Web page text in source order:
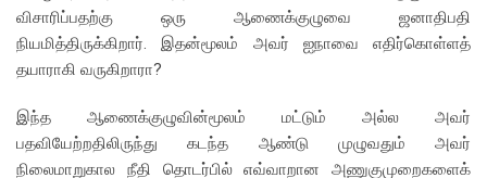
விசாரிப்பதற்கு ஒரு ஆணைக்குழுவை ஜனாதிபதி
நியமித்திருக்கிறார். இதன்மூலம் அவர் ஐநாவை எதிர்கொள்ளத்
தயாராகி வருகிறாரா?
இந்த ஆணைக்குழுவின்மூலம் மட்டும் அல்ல அவர்
பதவியேற்றதிலிருந்து கடந்த ஆண்டு முழுவதும் அவர்
நிலைமாறுகால நீதி தொடர்பில் எவ்வாறான அணுகுமுறைகளைக்